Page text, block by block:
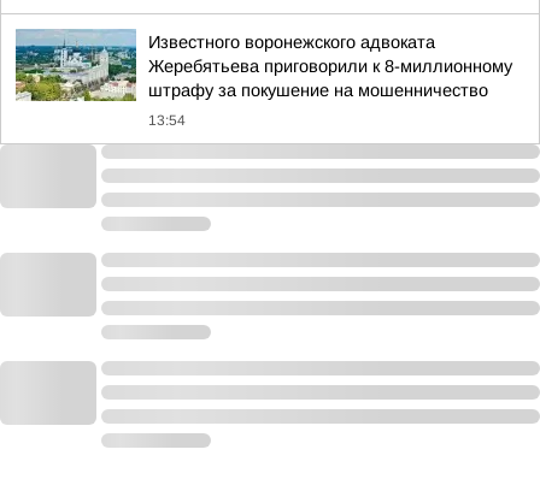
Известного воронежского адвоката
Жеребятьева приговорили к 8-миллионному
штрафу за покушение на мошенничество
13:54